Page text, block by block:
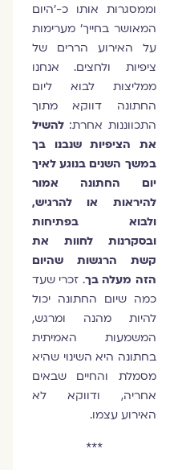
וממסגרות אותו כ-'היום
המאושר בחייך' מערימות
על האירוע הררים של
ציפיות ולחצים. אנחנו
ממליצות לבוא ליום
החתונה דווקא מתוך
התכווננות אחרת:להשיל
את הציפיות שנבנו בך
במשך השנים בנוגע לאיך
יום החתונה אמור
להיראות או להרגיש,
ולבוא בפתיחות
ובסקרנות לחוות את
קשת הרגשות שהיום
הזה מעלה בך. זכרי שעד
כמה שיום החתונה יכול
להיות מהנה ומרגש,
המשמעות האמיתית
בחתונה היא השינוי שהיא
מסמלת והחיים שבאים
אחריה, ודווקא לא
האירוע עצמו.
***